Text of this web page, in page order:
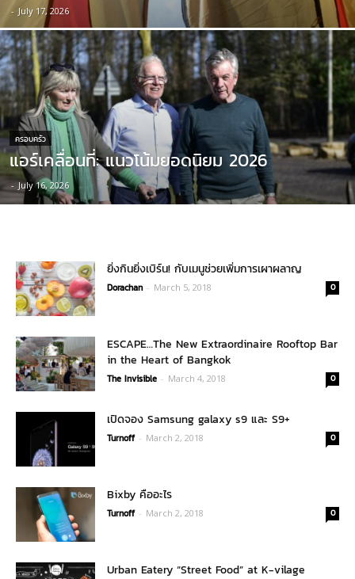
- July 17, 2026
ครอบครัว
แอร์เคลื่อนที่: แนวโน้มยอดนิยม 2026
- July 16, 2026
ยิ่งกินยิ่งเบิร์น! กับเมนูช่วยเพิ่มการเผาผลาญ
Dorachan - March 5, 2018 0
ESCAPE…The New Extraordinaire Rooftop Bar
in the Heart of Bangkok
The Invisible - March 4, 2018 0
เปิดจอง Samsung galaxy s9 และ S9+
Turnoff - March 2, 2018 0
Bixby คืออะไร
Turnoff - March 2, 2018 0
Urban Eatery “Street Food” at K-vilage